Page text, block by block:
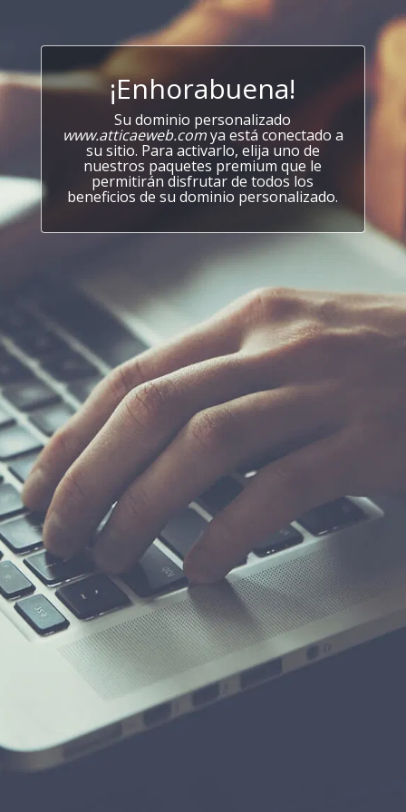
¡Enhorabuena!
Su dominio personalizado
www.atticaeweb.comya está conectado a
su sitio. Para activarlo, elija uno de
nuestros paquetes premium que le
permitirán disfrutar de todos los
beneficios de su dominio personalizado.